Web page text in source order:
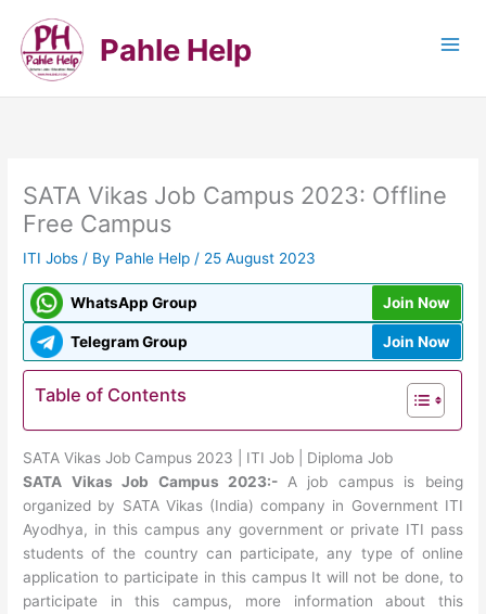
content
Pahle Help
SATA Vikas Job Campus 2023: Offline
Free Campus
ITI Jobs / By Pahle Help / 25 August 2023
WhatsApp Group Join Now
Telegram Group Join Now
Table of Contents
SATA Vikas Job Campus 2023 | ITI Job | Diploma Job
SATA Vikas Job Campus 2023:- A job campus is being
organized by SATA Vikas (India) company in Government ITI
Ayodhya, in this campus any government or private ITI pass
students of the country can participate, any type of online
application to participate in this campus It will not be done, to
participate in this campus, more information about this